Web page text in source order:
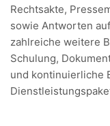
Rechtsakte,
sowie Antworten
zahlreiche weitere
Schulung,
und kontinuierliche